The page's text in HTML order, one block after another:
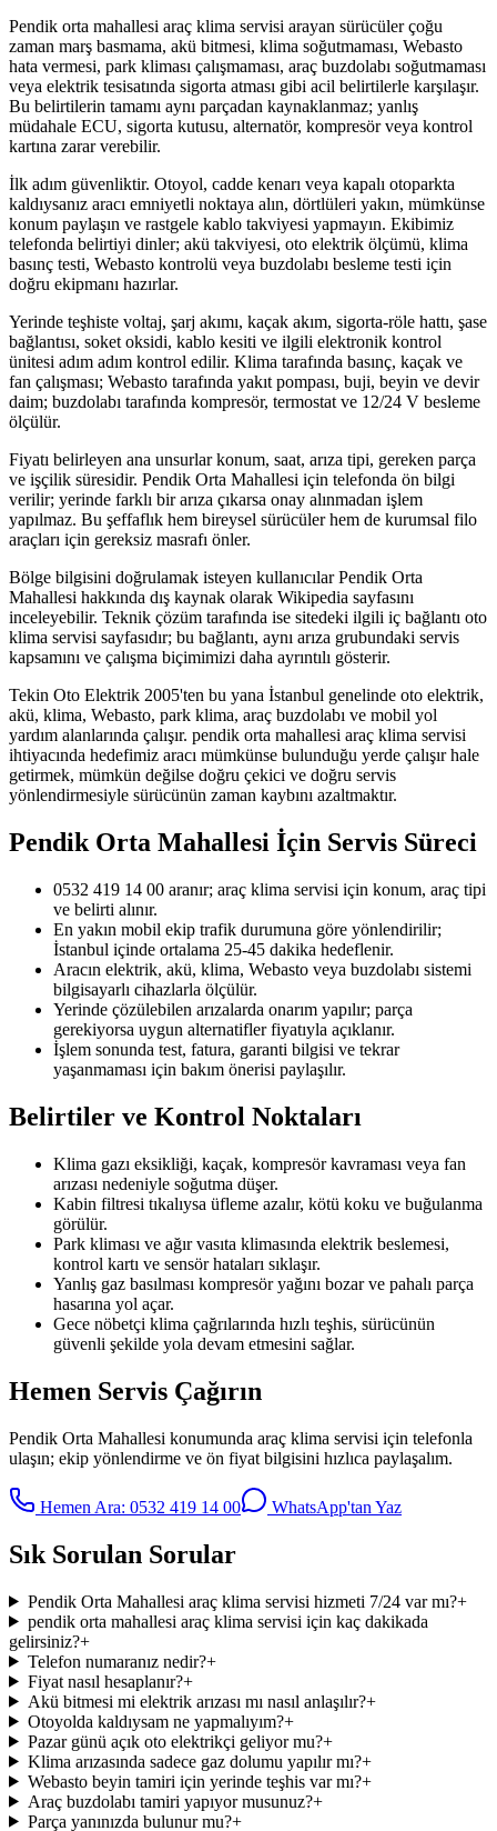
Pendik orta mahallesi araç klima servisi arayan sürücüler çoğu
zaman marş basmama, akü bitmesi, klima soğutmaması, Webasto
hata vermesi, park kliması çalışmaması, araç buzdolabı soğutmaması
veya elektrik tesisatında sigorta atması gibi acil belirtilerle karşılaşır.
Bu belirtilerin tamamı aynı parçadan kaynaklanmaz; yanlış
müdahale ECU, sigorta kutusu, alternatör, kompresör veya kontrol
kartına zarar verebilir.
İlk adım güvenliktir. Otoyol, cadde kenarı veya kapalı otoparkta
kaldıysanız aracı emniyetli noktaya alın, dörtlüleri yakın, mümkünse
konum paylaşın ve rastgele kablo takviyesi yapmayın. Ekibimiz
telefonda belirtiyi dinler; akü takviyesi, oto elektrik ölçümü, klima
basınç testi, Webasto kontrolü veya buzdolabı besleme testi için
doğru ekipmanı hazırlar.
Yerinde teşhiste voltaj, şarj akımı, kaçak akım, sigorta-röle hattı, şase
bağlantısı, soket oksidi, kablo kesiti ve ilgili elektronik kontrol
ünitesi adım adım kontrol edilir. Klima tarafında basınç, kaçak ve
fan çalışması; Webasto tarafında yakıt pompası, buji, beyin ve devir
daim; buzdolabı tarafında kompresör, termostat ve 12/24 V besleme
ölçülür.
Fiyatı belirleyen ana unsurlar konum, saat, arıza tipi, gereken parça
ve işçilik süresidir. Pendik Orta Mahallesi için telefonda ön bilgi
verilir; yerinde farklı bir arıza çıkarsa onay alınmadan işlem
yapılmaz. Bu şeffaflık hem bireysel sürücüler hem de kurumsal filo
araçları için gereksiz masrafı önler.
Bölge bilgisini doğrulamak isteyen kullanıcılar Pendik Orta
Mahallesi hakkında dış kaynak olarak Wikipedia sayfasını
inceleyebilir. Teknik çözüm tarafında ise sitedeki ilgili iç bağlantı oto
klima servisi sayfasıdır; bu bağlantı, aynı arıza grubundaki servis
kapsamını ve çalışma biçimimizi daha ayrıntılı gösterir.
Tekin Oto Elektrik 2005'ten bu yana İstanbul genelinde oto elektrik,
akü, klima, Webasto, park klima, araç buzdolabı ve mobil yol
yardım alanlarında çalışır. pendik orta mahallesi araç klima servisi
ihtiyacında hedefimiz aracı mümkünse bulunduğu yerde çalışır hale
getirmek, mümkün değilse doğru çekici ve doğru servis
yönlendirmesiyle sürücünün zaman kaybını azaltmaktır.
Pendik Orta Mahallesi İçin Servis Süreci
0532 419 14 00 aranır; araç klima servisi için konum, araç tipi
ve belirti alınır.
En yakın mobil ekip trafik durumuna göre yönlendirilir;
İstanbul içinde ortalama 25-45 dakika hedeflenir.
Aracın elektrik, akü, klima, Webasto veya buzdolabı sistemi
bilgisayarlı cihazlarla ölçülür.
Yerinde çözülebilen arızalarda onarım yapılır; parça
gerekiyorsa uygun alternatifler fiyatıyla açıklanır.
İşlem sonunda test, fatura, garanti bilgisi ve tekrar
yaşanmaması için bakım önerisi paylaşılır.
Belirtiler ve Kontrol Noktaları
Klima gazı eksikliği, kaçak, kompresör kavraması veya fan
arızası nedeniyle soğutma düşer.
Kabin filtresi tıkalıysa üfleme azalır, kötü koku ve buğulanma
görülür.
Park kliması ve ağır vasıta klimasında elektrik beslemesi,
kontrol kartı ve sensör hataları sıklaşır.
Yanlış gaz basılması kompresör yağını bozar ve pahalı parça
hasarına yol açar.
Gece nöbetçi klima çağrılarında hızlı teşhis, sürücünün
güvenli şekilde yola devam etmesini sağlar.
Hemen Servis Çağırın
Pendik Orta Mahallesi konumunda araç klima servisi için telefonla
ulaşın; ekip yönlendirme ve ön fiyat bilgisini hızlıca paylaşalım.
Hemen Ara: 0532 419 14 00 WhatsApp'tan Yaz
Sık Sorulan Sorular
Pendik Orta Mahallesi araç klima servisi hizmeti 7/24 var mı?+
pendik orta mahallesi araç klima servisi için kaç dakikada
gelirsiniz?+
Telefon numaranız nedir?+
Fiyat nasıl hesaplanır?+
Akü bitmesi mi elektrik arızası mı nasıl anlaşılır?+
Otoyolda kaldıysam ne yapmalıyım?+
Pazar günü açık oto elektrikçi geliyor mu?+
Klima arızasında sadece gaz dolumu yapılır mı?+
Webasto beyin tamiri için yerinde teşhis var mı?+
Araç buzdolabı tamiri yapıyor musunuz?+
Parça yanınızda bulunur mu?+